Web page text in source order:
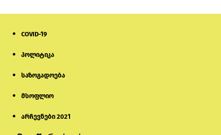
COVID-19
პოლიტიკა
საზოგადოება
მსოფლიო
არჩევნები 2021